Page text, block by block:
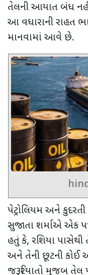
તેલની આયાત બંધ
આ વધારાની રાહત
માનવામાં આવે છે.
પેટ્રોલિયમ અને
સુજાતા શર્માએ એક
હતું કે, રશિયા પાસેથી
અને તેની છૂટની કોઈ
જરૂરિયાતો મુજબ